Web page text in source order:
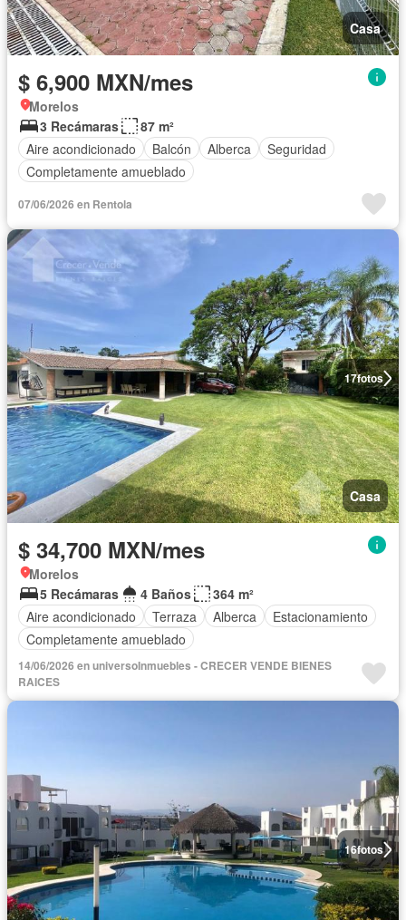
Casa
$ 6,900 MXN/mes
Morelos
3 Recámaras
87 m²
Aire acondicionado
Balcón Alberca
Seguridad
Completamente amueblado
07/06/2026 en Rentola
17fotos
Casa
$ 34,700 MXN/mes
Morelos
5 Recámaras
4 Baños
364 m²
Aire acondicionado
Terraza Alberca
Estacionamiento
Completamente amueblado
14/06/2026 en universoInmuebles - CRECER VENDE BIENES
RAICES
16fotos